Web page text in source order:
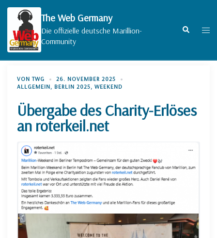
Zum
Inhalt
springen
The Web Germany
Die offizielle deutsche Marillion-
Community
Suche
VONTWG
26. NOVEMBER 2025
ALLGEMEIN, BERLIN 2025, WEEKEND
Übergabe des Charity-Erlöses
an roterkeil.net